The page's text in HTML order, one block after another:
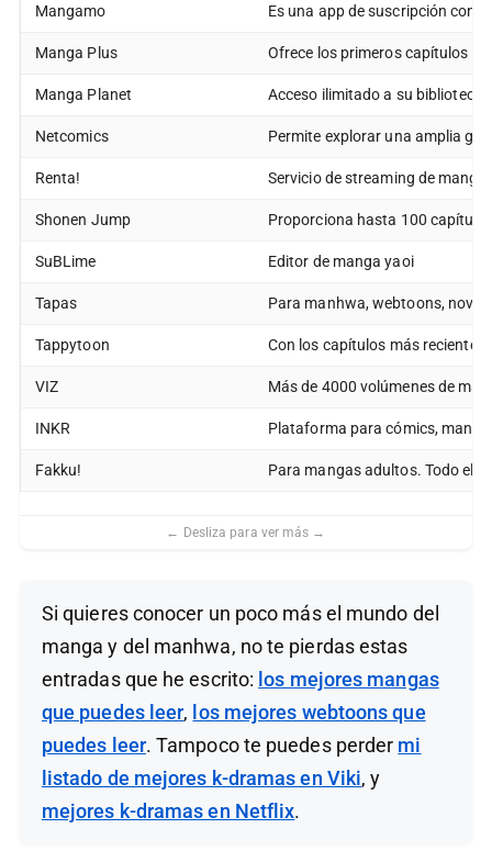
Mangamo Es una app de suscripción con
Manga Plus Ofrece los primeros capítulos
Manga Planet Acceso ilimitado a su biblioteca
Netcomics Permite explorar una amplia
Renta! Servicio de streaming de
Shonen Jump Proporciona hasta 100
SuBLime Editor de manga yaoi
Tapas Para manhwa, webtoons,
Tappytoon Con los capítulos más
VIZ Más de 4000 volúmenes de
INKR Plataforma para cómics,
Fakku! Para mangas adultos. Todo el
Si quieres conocer un poco más el mundo del
manga y del manhwa, no te pierdas estas
entradas que he escrito: los mejores mangas
que puedes leer, los mejores webtoons que
puedes leer. Tampoco te puedes perder mi
listado de mejores k-dramas en Viki, y
mejores k-dramas en Netflix.